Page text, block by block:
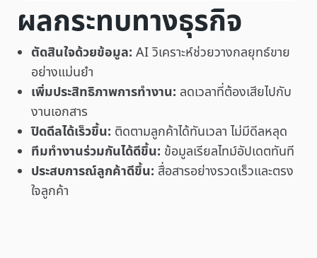
ผลกระทบทางธุรกิจ
ตัดสินใจด้วยข้อมูล: AI วิเคราะห์ช่วยวางกลยุทธ์ขาย
อย่างแม่นยำ
เพิ่มประสิทธิภาพการทำงาน: ลดเวลาที่ต้องเสียไปกับ
งานเอกสาร
ปิดดีลได้เร็วขึ้น: ติดตามลูกค้าได้ทันเวลา ไม่มีดีลหลุด
ทีมทำงานร่วมกันได้ดีขึ้น: ข้อมูลเรียลไทม์อัปเดตทันที
ประสบการณ์ลูกค้าดีขึ้น: สื่อสารอย่างรวดเร็วและตรง
ใจลูกค้า